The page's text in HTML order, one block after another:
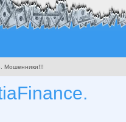
Мошенники!!!